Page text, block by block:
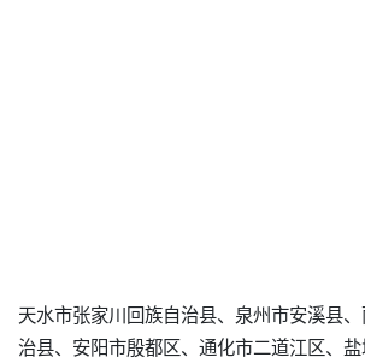
天水市张家川回族自治县、泉州市安溪县
治县、安阳市殷都区、通化市二道江区、